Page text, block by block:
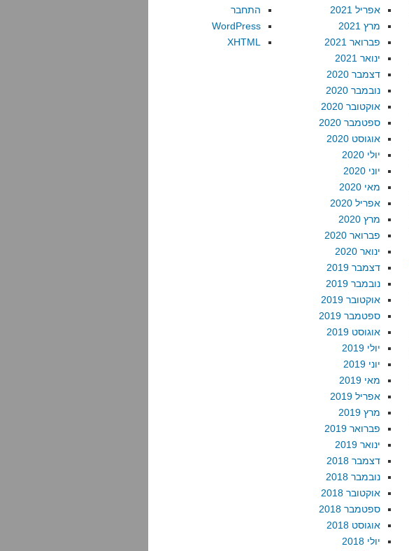
אפריל 2021
מרץ 2021
פברואר 2021
ינואר 2021
דצמבר 2020
נובמבר 2020
אוקטובר 2020
ספטמבר 2020
אוגוסט 2020
יולי 2020
יוני 2020
מאי 2020
אפריל 2020
מרץ 2020
פברואר 2020
ינואר 2020
דצמבר 2019
נובמבר 2019
אוקטובר 2019
ספטמבר 2019
אוגוסט 2019
יולי 2019
יוני 2019
מאי 2019
אפריל 2019
מרץ 2019
פברואר 2019
ינואר 2019
דצמבר 2018
נובמבר 2018
אוקטובר 2018
ספטמבר 2018
אוגוסט 2018
יולי 2018
התחבר
WordPress
XHTML